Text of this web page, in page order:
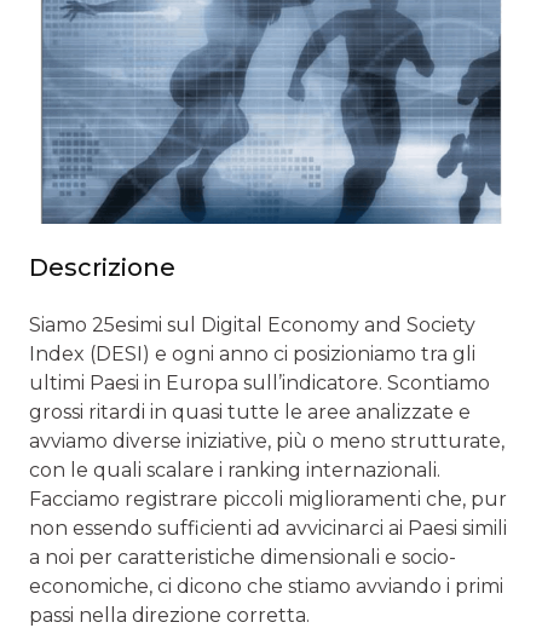
Descrizione
Siamo 25esimi sul Digital Economy and Society
Index (DESI) e ogni anno ci posizioniamo tra gli
ultimi Paesi in Europa sull’indicatore. Scontiamo
grossi ritardi in quasi tutte le aree analizzate e
avviamo diverse iniziative, più o meno strutturate,
con le quali scalare i ranking internazionali.
Facciamo registrare piccoli miglioramenti che, pur
non essendo sufficienti ad avvicinarci ai Paesi simili
a noi per caratteristiche dimensionali e socio-
economiche, ci dicono che stiamo avviando i primi
passi nella direzione corretta.